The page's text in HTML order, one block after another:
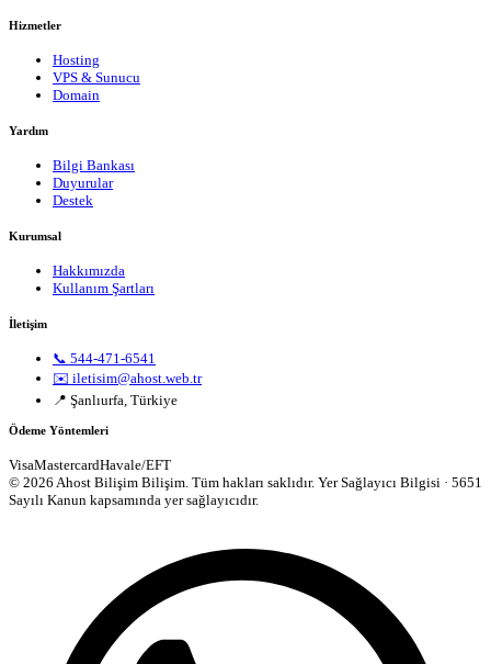
Hizmetler
Hosting
VPS & Sunucu
Domain
Yardım
Bilgi Bankası
Duyurular
Destek
Kurumsal
Hakkımızda
Kullanım Şartları
İletişim
📞 544-471-6541
✉️ iletisim@ahost.web.tr
📍 Şanlıurfa, Türkiye
Ödeme Yöntemleri
VisaMastercardHavale/EFT
© 2026 Ahost Bilişim Bilişim. Tüm hakları saklıdır. Yer Sağlayıcı Bilgisi · 5651
Sayılı Kanun kapsamında yer sağlayıcıdır.